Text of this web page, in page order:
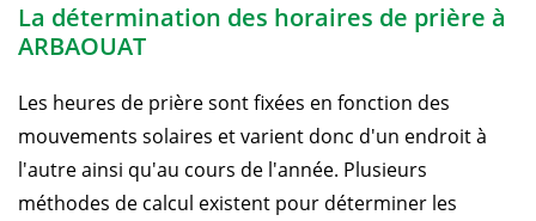
La détermination des horaires de prière à
ARBAOUAT
Les heures de prière sont fixées en fonction des
mouvements solaires et varient donc d'un endroit à
l'autre ainsi qu'au cours de l'année. Plusieurs
méthodes de calcul existent pour déterminer les